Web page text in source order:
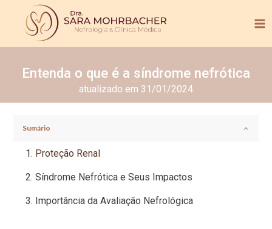
Entenda o que é a síndrome nefrótica
atualizado em 31/01/2024
Sumário
Proteção Renal
Síndrome Nefrótica e Seus Impactos
Importância da Avaliação Nefrológica